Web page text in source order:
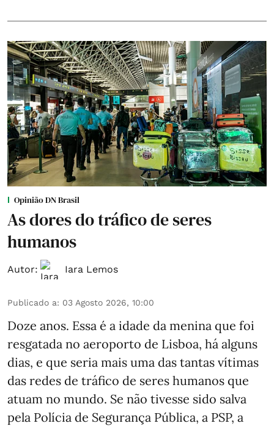
Opinião DN Brasil
As dores do tráfico de seres
humanos
Autor: Iara Lemos
Publicado a: 03 Agosto 2026, 10:00
Doze anos. Essa é a idade da menina que foi
resgatada no aeroporto de Lisboa, há alguns
dias, e que seria mais uma das tantas vítimas
das redes de tráfico de seres humanos que
atuam no mundo. Se não tivesse sido salva
pela Polícia de Segurança Pública, a PSP, a